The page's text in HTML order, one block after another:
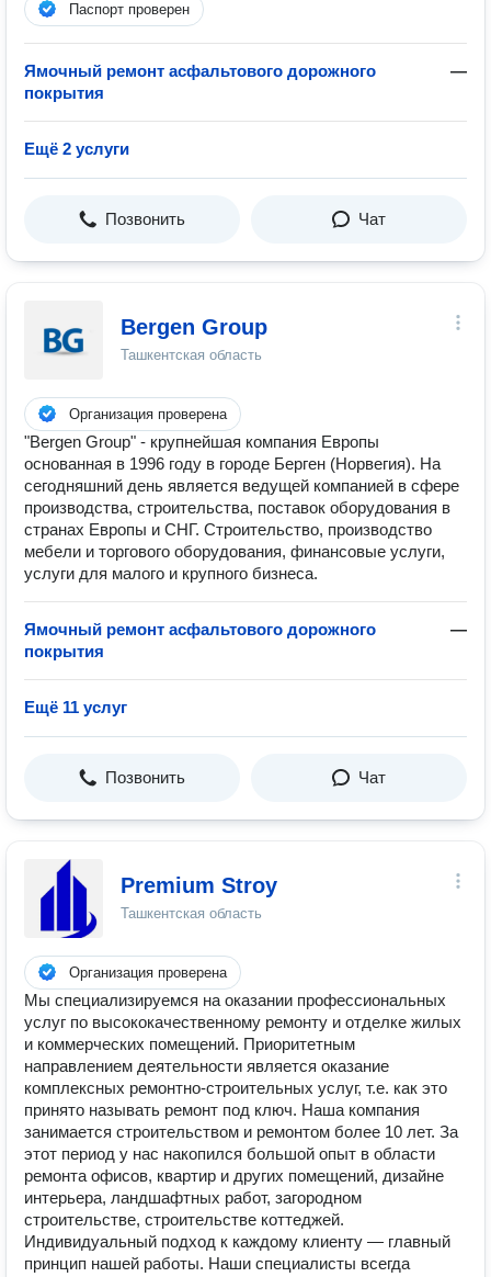
Паспорт проверен
Ямочный ремонт асфальтового дорожного
покрытия
—
Ещё 2 услуги
Позвонить Чат
Bergen Group
Ташкентская область
Организация проверена
"Bergen Group" - крупнейшая компания Европы
основанная в 1996 году в городе Берген (Норвегия). На
сегодняшний день является ведущей компанией в сфере
производства, строительства, поставок оборудования в
странах Европы и СНГ. Строительство, производство
мебели и торгового оборудования, финансовые услуги,
услуги для малого и крупного бизнеса.
Ямочный ремонт асфальтового дорожного
покрытия
—
Ещё 11 услуг
Позвонить Чат
Premium Stroy
Ташкентская область
Организация проверена
Мы специализируемся на оказании профессиональных
услуг по высококачественному ремонту и отделке жилых
и коммерческих помещений. Приоритетным
направлением деятельности является оказание
комплексных ремонтно-строительных услуг, т.е. как это
принято называть ремонт под ключ. Наша компания
занимается строительством и ремонтом более 10 лет. За
этот период у нас накопился большой опыт в области
ремонта офисов, квартир и других помещений, дизайне
интерьера, ландшафтных работ, загородном
строительстве, строительстве коттеджей.
Индивидуальный подход к каждому клиенту — главный
принцип нашей работы. Наши специалисты всегда